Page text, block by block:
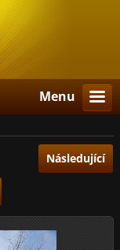
Menu
Následující